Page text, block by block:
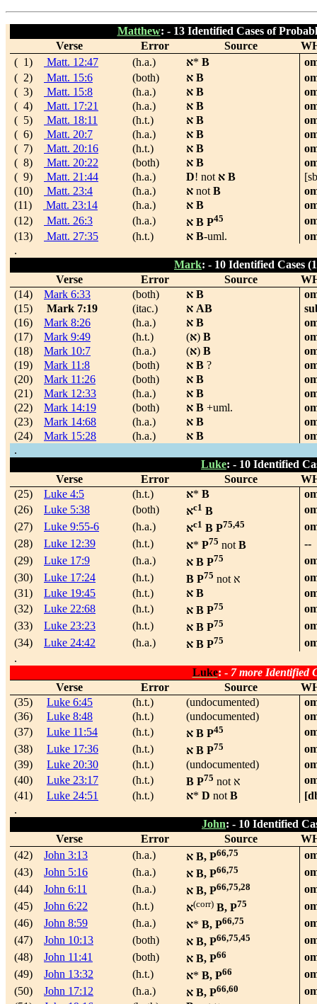
Matthew: - 13 Identified Cases of
Verse
Error Source
( 1)
Matt. 12:47 (h.a.) א* B
( 2)
Matt. 15:6 (both) א B
( 3)
Matt. 15:8 (h.a.) א B
( 4)
Matt. 17:21 (h.a.) א B
( 5)
Matt. 18:11 (h.t.) א B
( 6)
Matt. 20:7 (h.a.) א B
( 7)
Matt. 20:16 (h.t.) א B
( 8)
Matt. 20:22 (both) א B
( 9)
Matt. 21:44 (h.a.) D! not א B
(10)
Matt. 23:4 (h.a.) א not B
(11)
Matt. 23:14 (h.a.) א B
(12)
Matt. 26:3 (h.a.) א B P45
(13)
Matt. 27:35 (h.t.) א B-uml.
.
Mark: - 10 Identified Cases
Verse
Error Source
(14) Mark 6:33 (both) א B
(15)
Mark 7:19 (itac.) א AB
(16) Mark 8:26 (h.a.) א B
(17) Mark 9:49 (h.t.) (א) B
(18) Mark 10:7 (h.a.) (א) B
(19) Mark 11:8 (both) א B ?
(20) Mark 11:26 (both) א B
(21) Mark 12:33 (h.a.) א B
(22) Mark 14:19 (both) א B +uml.
(23) Mark 14:68 (h.a.) א B
(24) Mark 15:28 (h.a.) א B
.
Luke: - 10 Identified
Verse
Error Source
(25) Luke 4:5 (h.t.) א* B
(26) Luke 5:38 (both) אc1 B
(27) Luke 9:55-6 (h.a.) אc1 B P75,45
(28) Luke 12:39 (h.t.) א* P75 not B
--
(29) Luke 17:9 (h.a.) א B P75
(30) Luke 17:24 (h.t.) B P75 not א
(31) Luke 19:45 (h.t.) א B
(32) Luke 22:68 (h.t.) א B P75
(33) Luke 23:23 (h.t.) א B P75
(34) Luke 24:42 (h.a.) א B P75
.
Luke: - 7 more Identified
Verse
Error Source
(35)
Luke 6:45 (h.t.) (undocumented)
(36)
Luke 8:48 (h.t.) (undocumented)
(37)
Luke 11:54 (h.t.) א B P45
(38)
Luke 17:36 (h.t.) א B P75
(39)
Luke 20:30 (h.t.) (undocumented)
(40)
Luke 23:17 (h.t.) B P75 not א
(41)
Luke 24:51 (h.t.) א* D not B
.
John: - 10 Identified
Verse
Error Source
(42) John 3:13 (h.a.) א B, P66,75
(43) John 5:16 (h.a.) א B, P66,75
(44) John 6:11 (h.a.) א B, P66,75,28
(45) John 6:22 (h.t.) א(corr) B, P75
(46) John 8:59 (h.a.) א* B, P66,75
(47) John 10:13 (both) א B, P66,75,45
(48) John 11:41 (both) א B, P66
(49) John 13:32 (h.t.) א* B, P66
(50) John 17:12 (h.a.) א B, P66,60